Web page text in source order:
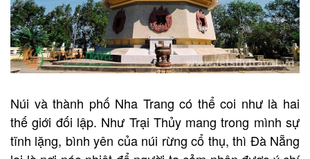
Núi và thành phố Nha Trang có thể coi như là hai
thế giới đối lập. Như Trại Thủy mang trong mình sự
tĩnh lặng, bình yên của núi rừng cổ thụ, thì Đà Nẵng